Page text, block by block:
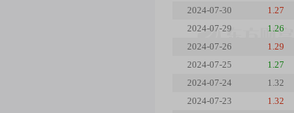
2024-07-30
1.27
2024-07-29
1.26
2024-07-26
1.29
2024-07-25
1.27
2024-07-24
1.32
2024-07-23
1.32